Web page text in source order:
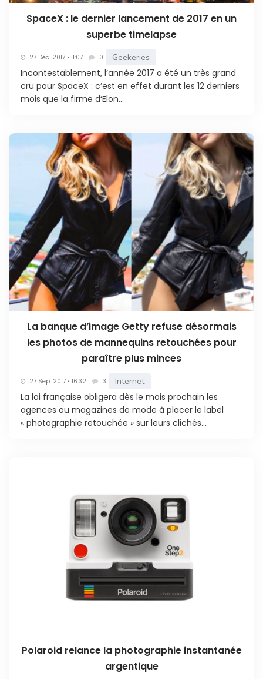
SpaceX : le dernier lancement de 2017 en un
superbe timelapse
27 Déc. 2017 • 11:07 0 Geekeries
Incontestablement, l’année 2017 a été un très grand
cru pour SpaceX : c’est en effet durant les 12 derniers
mois que la firme d‘Elon...
La banque d’image Getty refuse désormais
les photos de mannequins retouchées pour
paraître plus minces
27 Sep. 2017 • 16:32 3 Internet
La loi française obligera dès le mois prochain les
agences ou magazines de mode à placer le label
« photographie retouchée » sur leurs clichés...
Polaroid relance la photographie instantanée
argentique